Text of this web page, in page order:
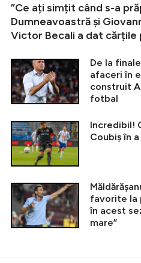
”Ce ați simțit când s-a
Dumneavoastră și
Victor Becali a dat cărțile
De la
afaceri în
construit
fotbal
Incredibil!
Coubiș în
favorite la
în acest
mare”